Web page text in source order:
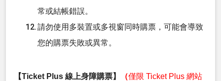
常或結帳錯誤。
請勿使用多裝置或多視窗同時購票，可能會導致
您的購票失敗或異常。
【Ticket Plus 線上身障購票】 （僅限 Ticket Plus 網站